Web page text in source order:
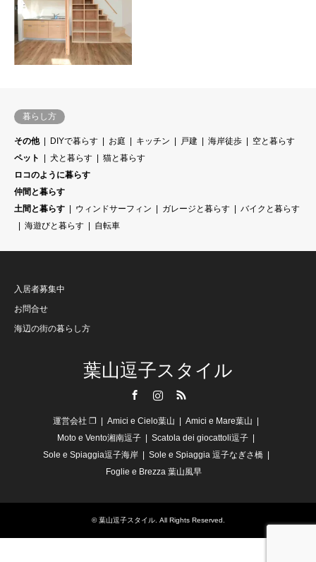
暮らし方
その他 DIYで暮らす お庭 キッチン 戸建 海岸徒歩
空と暮らす
ペット
犬と暮らす
猫と暮らす
ロコのように暮らす
仲間と暮らす
土間と暮らす
ウィンドサーフィン ガレージと暮らす
バイクと暮らす
海遊びと暮らす
自転車
入居者募集中
お問合せ
海辺の街の暮らし方
葉山逗子スタイル
運営会社 ❐ Amici e Cielo葉山
Amici e Mare葉山
Moto e Vento湘南逗子
Scatola dei giocattoli逗子
Sole e Spiaggia逗子海岸
Sole e Spiaggia 逗子なぎさ橋
Foglie e Brezza 葉山風早
©葉山逗子スタイル. All Rights Reserved.